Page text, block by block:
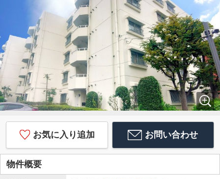
お気に入り追加 お問い合わせ
物件概要